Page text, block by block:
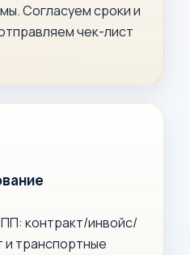
Согласуем сроки и
чек-лист
контракт/инвойс/
транспортные